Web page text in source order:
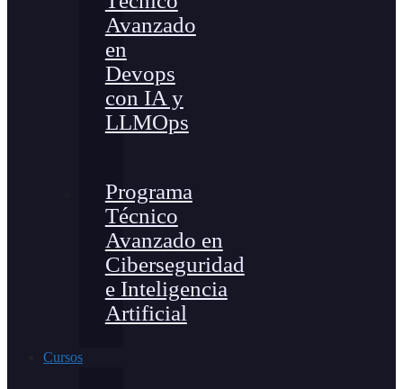
Avanzado
en
Devops
con IA y
LLMOps
Programa
Técnico
Avanzado en
Ciberseguridad
e Inteligencia
Artificial
Cursos